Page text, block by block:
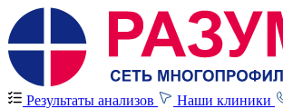
Результаты анализов Наши клиники